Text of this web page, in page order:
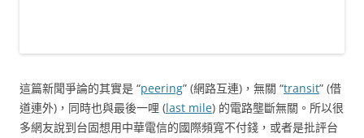
這篇新聞爭論的其實是 “peering” (網路互連)，無關 “transit” (借
道連外)，同時也與最後一哩 (last mile) 的電路壟斷無關。所以很
多網友說到台固想用中華電信的國際頻寬不付錢，或者是批評台